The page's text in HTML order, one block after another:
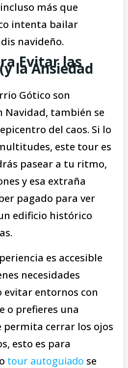
más que
intenta bailar
navideño.
Evitar las
la Ansiedad
Gótico son
Navidad, también se
del caos. Si lo
este tour es
pasear a tu ritmo,
y esa extraña
pagado para ver
edificio histórico
es accesible
necesidades
evitar entornos con
o prefieres una
permita cerrar los ojos
esto es para
tour autoguiado se